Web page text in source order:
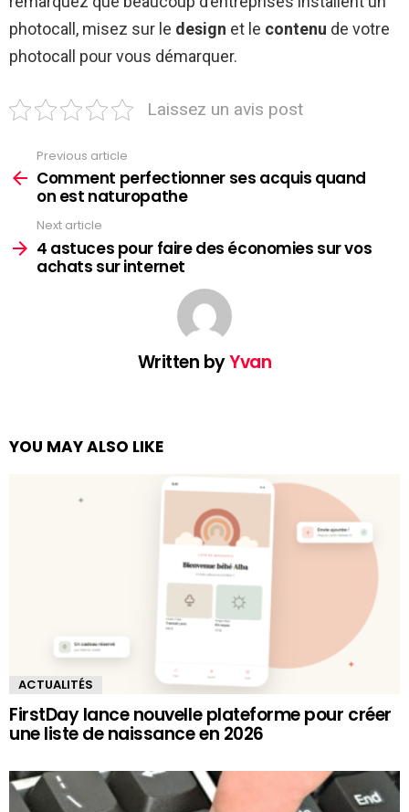
photocall, misez sur le design et le contenu de votre
photocall pour vous démarquer.
Laissez un avis post
more
Previous article
Comment perfectionner ses acquis quand
on est naturopathe
Next article
4 astuces pour faire des économies sur vos
achats sur internet
Written byYvan
YOU MAY ALSO LIKE
ACTUALITÉS
FirstDay lance nouvelle plateforme pour créer
une liste de naissance en 2026